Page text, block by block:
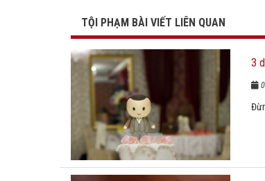
TỘI PHẠM BÀI VIẾT LIÊN QUAN
3